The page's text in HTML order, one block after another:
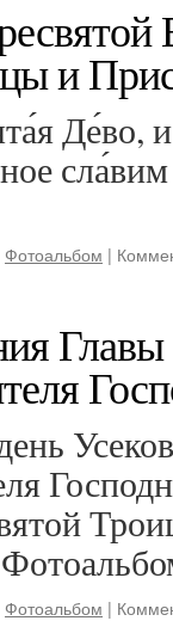
и
Де́во,
Фотоальбом |
Фотоальбом |